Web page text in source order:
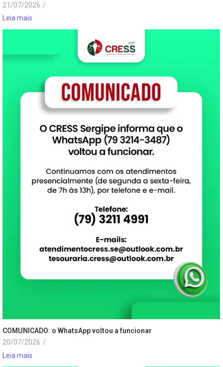
21/07/2026 /
Leia mais
COMUNICADO: o WhatsApp voltou a funcionar
20/07/2026 /
Leia mais